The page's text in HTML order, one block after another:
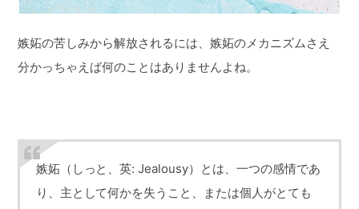
嫉妬の苦しみから解放されるには、嫉妬のメカニズムさえ
分かっちゃえば何のことはありませんよね。
嫉妬（しっと、英: Jealousy）とは、一つの感情であ
り、主として何かを失うこと、または個人がとても